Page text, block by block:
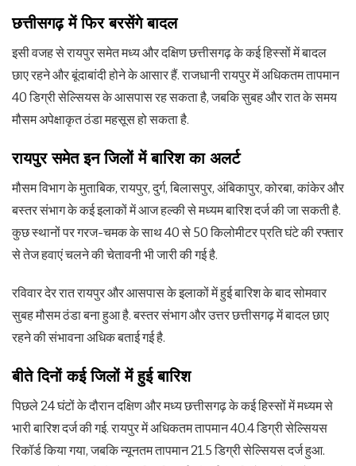
छत्तीसगढ़ में फिर बरसेंगे बादल
इसी वजह से रायपुर समेत मध्य और दक्षिण छत्तीसगढ़ के कई हिस्सों में बादल
छाए रहने और बूंदाबांदी होने के आसार हैं. राजधानी रायपुर में अधिकतम तापमान
40 डिग्री सेल्सियस के आसपास रह सकता है, जबकि सुबह और रात के समय
मौसम अपेक्षाकृत ठंडा महसूस हो सकता है.
रायपुर समेत इन जिलों में बारिश का अलर्ट
मौसम विभाग के मुताबिक, रायपुर, दुर्ग, बिलासपुर, अंबिकापुर, कोरबा, कांकेर और
बस्तर संभाग के कई इलाकों में आज हल्की से मध्यम बारिश दर्ज की जा सकती है.
कुछ स्थानों पर गरज-चमक के साथ 40 से 50 किलोमीटर प्रति घंटे की रफ्तार
से तेज हवाएं चलने की चेतावनी भी जारी की गई है.
रविवार देर रात रायपुर और आसपास के इलाकों में हुई बारिश के बाद सोमवार
सुबह मौसम ठंडा बना हुआ है. बस्तर संभाग और उत्तर छत्तीसगढ़ में बादल छाए
रहने की संभावना अधिक बताई गई है.
बीते दिनों कई जिलों में हुई बारिश
पिछले 24 घंटों के दौरान दक्षिण और मध्य छत्तीसगढ़ के कई हिस्सों में मध्यम से
भारी बारिश दर्ज की गई. रायपुर में अधिकतम तापमान 40.4 डिग्री सेल्सियस
रिकॉर्ड किया गया, जबकि न्यूनतम तापमान 21.5 डिग्री सेल्सियस दर्ज हुआ.